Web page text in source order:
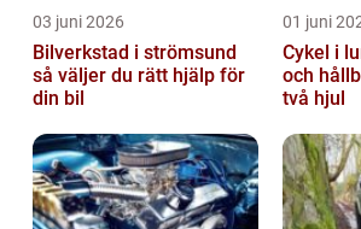
03 juni 2026
Bilverkstad i strömsund
så väljer du rätt hjälp för
din bil
01 juni
Cykel i lund
och
två hjul